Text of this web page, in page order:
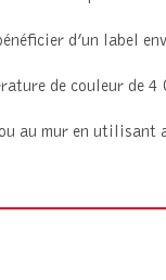
d’un label
de couleur de
au mur en utilisant